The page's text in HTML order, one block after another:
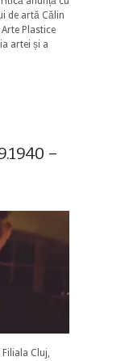
de artă Călin
Plastice
artei și a
–
Cluj,